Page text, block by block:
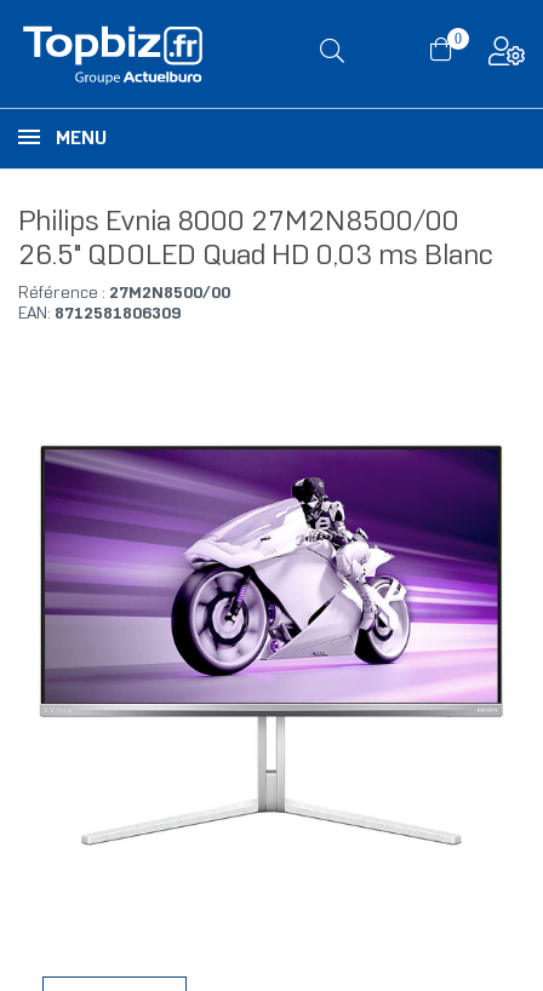
0
MENU
Philips Evnia 8000 27M2N8500/00
26.5" QDOLED Quad HD 0,03 ms Blanc
Référence : 27M2N8500/00
EAN: 8712581806309